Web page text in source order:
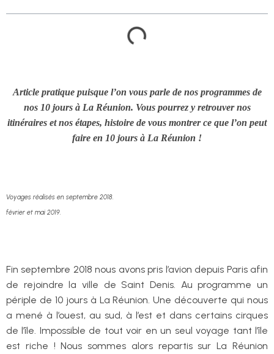
Article pratique puisque l’on vous parle de nos programmes de
nos 10 jours à La Réunion. Vous pourrez y retrouver nos
itinéraires et nos étapes, histoire de vous montrer ce que l’on peut
faire en 10 jours à La Réunion !
Voyages réalisés en septembre 2018.
février et mai 2019.
Fin septembre 2018 nous avons pris l’avion depuis Paris afin
de rejoindre la ville de Saint Denis. Au programme un
périple de 10 jours à La Réunion. Une découverte qui nous
a mené à l’ouest, au sud, à l’est et dans certains cirques
de l’île. Impossible de tout voir en un seul voyage tant l’île
est riche ! Nous sommes alors repartis sur La Réunion